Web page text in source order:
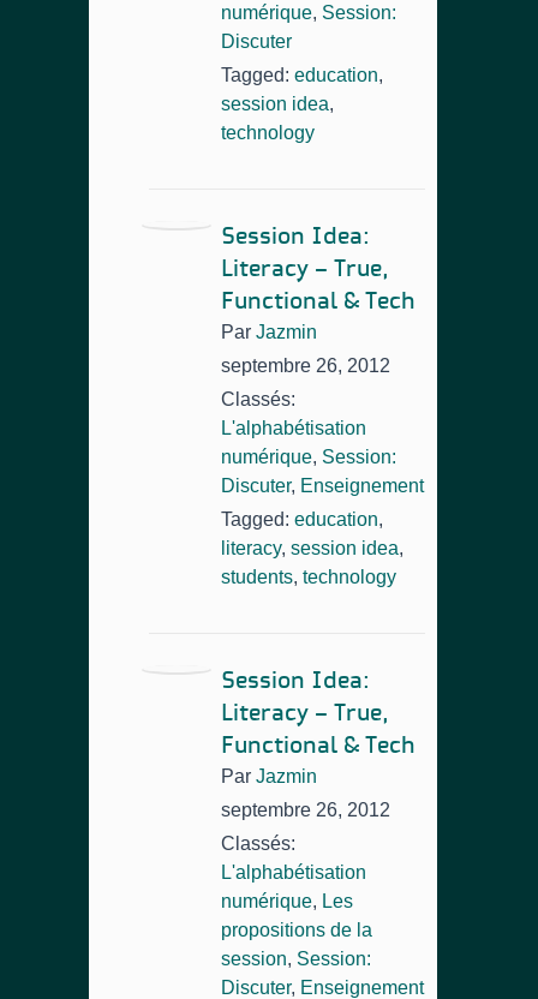
numérique, Session:
Discuter
Tagged: education,
session idea,
technology
Session Idea:
Literacy – True,
Functional & Tech
Par Jazmin
septembre 26, 2012
Classés:
L'alphabétisation
numérique, Session:
Discuter, Enseignement
Tagged: education,
literacy, session idea,
students, technology
Session Idea:
Literacy – True,
Functional & Tech
Par Jazmin
septembre 26, 2012
Classés:
L'alphabétisation
numérique, Les
propositions de la
session, Session:
Discuter, Enseignement